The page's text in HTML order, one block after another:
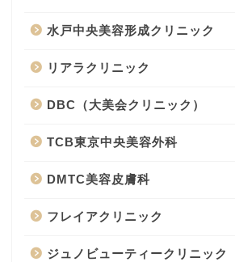
水戸中央美容形成クリニック
リアラクリニック
DBC（大美会クリニック）
TCB東京中央美容外科
DMTC美容皮膚科
フレイアクリニック
ジュノビューティークリニック